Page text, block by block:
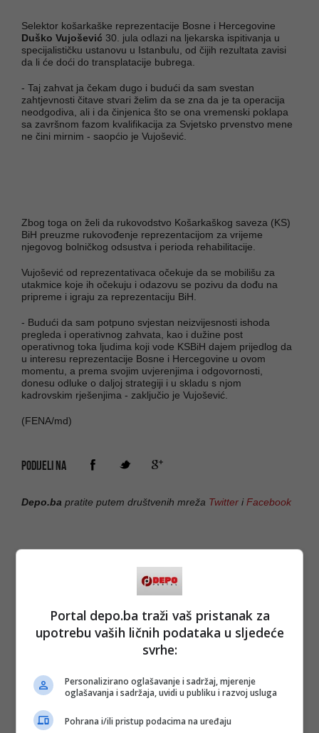
Selektor košarkaške reprezentacije Bosne i Hercegovine
Duško Vujošević 30. jula odlazi na ljekarska ispitivanja u
specijalističku ustanovu u Istanbulu, od čijih rezultata zavisi
da li će doći do transplatacije bubrega.
- Taj zahvat ja čekam dugo i budući da sam svestan
zahtjevnosti čitave stvari želim da se zna da je ta operacija
neodgodiva, ali i da činjenica što se ona vremenski poklapa
sa završnom fazom kvalifikacija za Svjetsko prvenstvo mene
ne čini mirnim - saopćio je Vujošević.
Zbog toga on želi da rukovodstvo Košarkaškog saveza (KS)
BiH preuzme rukovođenje reprezentacijom za vrijeme
njegovog bolničkog odsustva i perioda rehabilitacije.
Vujošević od reprezentativaca očekuje da se mobilišu za
utakmice koje ih očekuju i odazovu se pozivu da dođu na
pripreme i igraju za reprezentaciju BiH.
- Budući da sam potpuno svjestan neizvijesnosti ishoda
pregleda i operativnog zahvata, kao i dužine post
operativnog toka ljudima koji vode KSBiH dajem prijedlog da
u interesu reprezentacije Bosne i Hercegovine u ovom
momentu, a prema svojim uvjerenjima i odgovornosti,
donesu odluke o daljoj strategiji i u skladu s njom
kadrovskim rješenjima - zaključio je Vujošević.
(FENA/md)
PODIJELI NA
Depo.ba pratite putem društvenih mreža Twitter iFacebook
Portal depo.ba traži vaš pristanak za
upotrebu vaših ličnih podataka u sljedeće
svrhe:
Personalizirano oglašavanje i sadržaj, mjerenje
oglašavanja i sadržaja, uvidi u publiku i razvoj usluga
Pohrana i/ili pristup podacima na uređaju